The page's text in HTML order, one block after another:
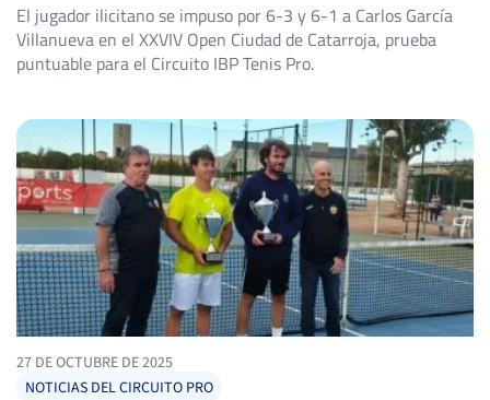
El jugador ilicitano se impuso por 6-3 y 6-1 a Carlos García
Villanueva en el XXVIV Open Ciudad de Catarroja, prueba
puntuable para el Circuito IBP Tenis Pro.
27 DE OCTUBRE DE 2025
NOTICIAS DEL CIRCUITO PRO